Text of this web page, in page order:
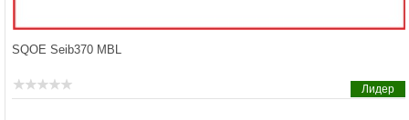
SQOE Seib370 MBL
Лидер